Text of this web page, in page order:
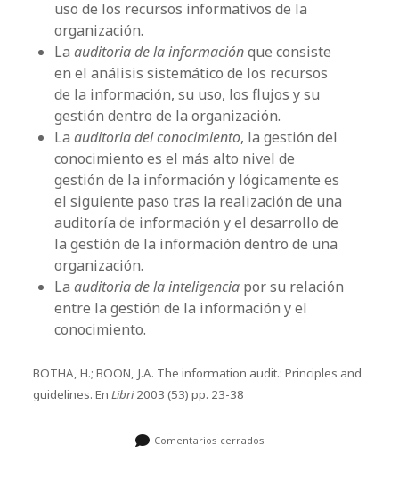
uso de los recursos informativos de la
organización.
Laauditoria de la informaciónque consiste
en el análisis sistemático de los recursos
de la información, su uso, los flujos y su
gestión dentro de la organización.
Laauditoria del conocimiento, la gestión del
conocimiento es el más alto nivel de
gestión de la información y lógicamente es
el siguiente paso tras la realización de una
auditoría de información y el desarrollo de
la gestión de la información dentro de una
organización.
Laauditoria de la inteligencia por su relación
entre la gestión de la información y el
conocimiento.
BOTHA, H.; BOON, J.A. The information audit.: Principles and
guidelines. EnLibri2003 (53) pp. 23-38
Comentarios cerrados